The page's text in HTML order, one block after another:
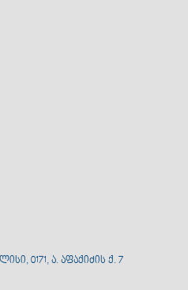
0171, ა. აფაქიძის ქ. 7